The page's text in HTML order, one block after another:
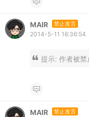
MAIR 禁止发言
2014-5-11 16:36:54
提示: 作者被禁
MAIR 禁止发言